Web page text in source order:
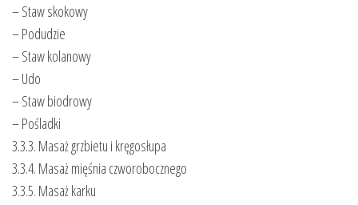
– Staw skokowy
– Podudzie
– Staw kolanowy
– Udo
– Staw biodrowy
– Pośladki
3.3.3. Masaż grzbietu i kręgosłupa
3.3.4. Masaż mięśnia czworobocznego
3.3.5. Masaż karku